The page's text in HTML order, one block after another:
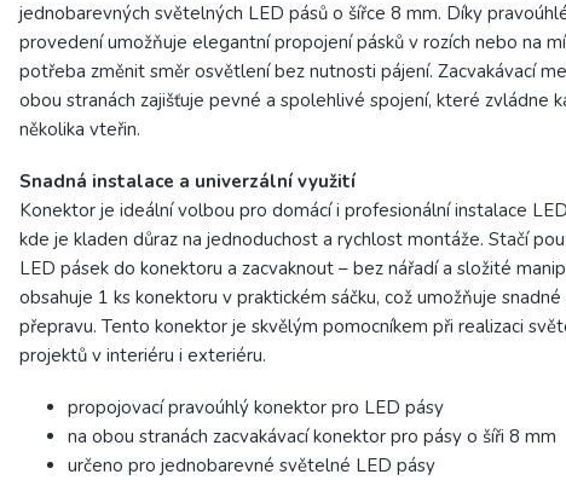
jednobarevných světelných LED pásů o šířce 8 mm. Díky
provedení umožňuje elegantní propojení pásků v rozích nebo na
potřeba změnit směr osvětlení bez nutnosti pájení. Zacvakávací
obou stranách zajišťuje pevné a spolehlivé spojení, které zvládne
několika vteřin.
Snadná instalace a univerzální využití
Konektor je ideální volbou pro domácí i profesionální instalace
kde je kladen důraz na jednoduchost a rychlost montáže. Stačí
LED pásek do konektoru a zacvaknout – bez nářadí a složité
obsahuje 1 ks konektoru v praktickém sáčku, což umožňuje snadné
přepravu. Tento konektor je skvělým pomocníkem při realizaci
projektů v interiéru i exteriéru.
propojovací pravoúhlý konektor pro LED pásy
na obou stranách zacvakávací konektor pro pásy o šíři 8 mm
určeno pro jednobarevné světelné LED pásy